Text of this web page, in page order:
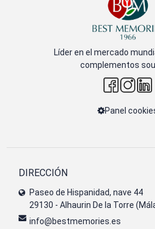
Líder en el mercado
complementos
Panel
DIRECCIÓN
Paseo de Hispanidad, nave 44
29130 - Alhaurin De la Torre
info@bestmemories.es